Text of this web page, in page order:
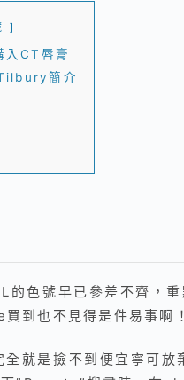
CT唇膏
簡介
色號早已參差不齊，重
到也不見得是件易事啊
是撿不到便宜寧可放